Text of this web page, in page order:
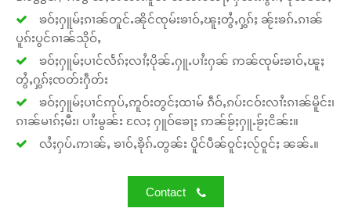
ၶဝ်ႈႁူမ်ႈၵၢၼ်တူင်ႉၼိုင်ၸုမ်းၶၢဝ်ႇၽူႈတွႆႇႁွၵ်ႈ ၼႂ်းၶၵ်ႉၵၢၼ်
ပူၵ်းပွင်ၵၢၼ်သိုဝ်ႇ
ၶဝ်ႈႁူမ်ႈပၢင်လႅၵ်ႈလၢႆႈပိုၼ်ႉႁူႉပၢႆးႁၼ် ဢၼ်ၸုမ်းၶၢဝ်ႇၽူႈ
တွႆႇႁွၵ်ႈၸတ်းႁဵတ်း
ၶဝ်ႈႁူမ်ႈပၢင်ဢုပ်ႇဢူဝ်းတွင်ႈထၢမ် ၵဵဝ်ႇၵပ်းငဝ်းလၢႆးၵၢၼ်မိူင်း၊
ၵၢၼ်မၢၵ်ႈမီး၊ ပၢႆးမွၼ်း လႄႈ ႁူဝ်ၶေႃႈ ဢၼ်ၶႂ်ႈႁူႉၶႂ်ႈငိၼ်း။
လႆႈႁပ်ႉဢၢၼ်ႇ ၶၢဝ်ႇၶိုၵ်ႉတွၼ်း ပိူင်ပဵၼ်ဝူင်ႈလႂ်ဝူင်ႈ ၼၼ်ႉ။
Contact